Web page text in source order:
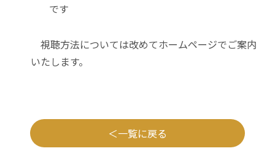
です
視聴方法については改めてホームページでご案内
いたします。
一覧に戻る